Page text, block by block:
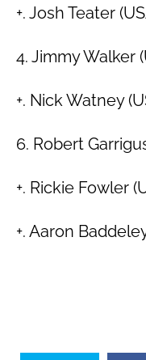
+. Josh Teater
4. Jimmy
+. Nick Watney
6. Robert
+. Rickie Fowler
+. Aaron